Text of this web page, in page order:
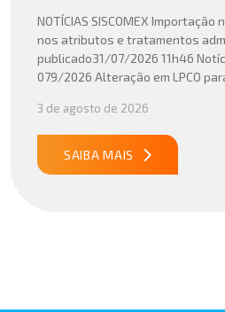
NOTÍCIAS SISCOMEX
nos atributos e tratamentos
publicado31/07/2026 11h46
079/2026 Alteração em LPCO
078/2026 Atualização do cálculo
Importação no Acordo Mercosul –
publicado29/07/2026 18h47
31/07/26 ATO CONJUNTO RFB/
3 de agosto de 2026
SAIBA MAIS